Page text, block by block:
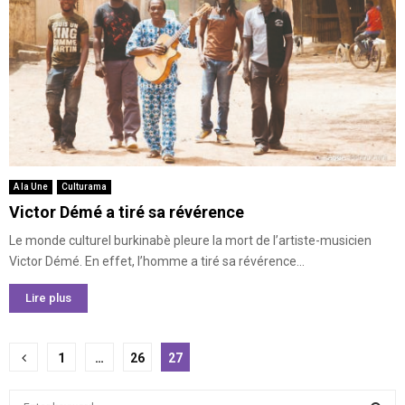
A la Une Culturama
Victor Démé a tiré sa révérence
Le monde culturel burkinabè pleure la mort de l’artiste-musicien
Victor Démé. En effet, l’homme a tiré sa révérence...
Lire plus
Pagination
1 … 26 27